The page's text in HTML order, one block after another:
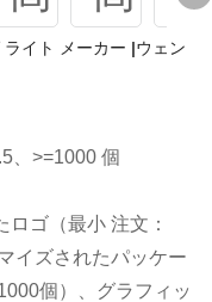
イト メーカー |ウェン
、>=1000 個
ロゴ（最小 注文：
イズされたパッケー
個）、グラフィッ